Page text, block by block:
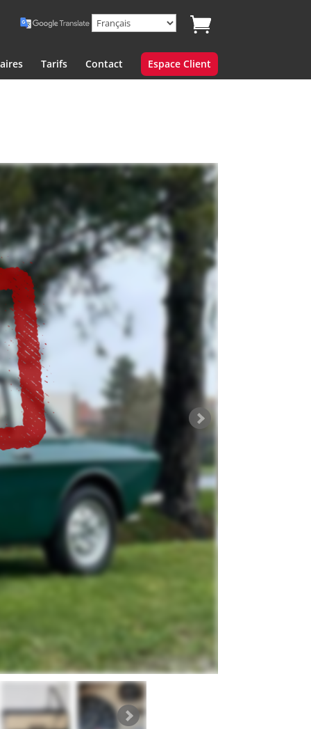
Tarifs Contact Espace Client